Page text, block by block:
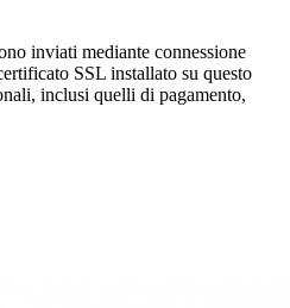
inviati mediante connessione
SSL installato su questo
inclusi quelli di pagamento,